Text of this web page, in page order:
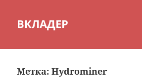
ВКЛАДЕР
Метка:Hydrominer